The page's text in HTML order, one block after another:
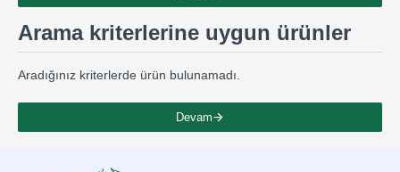
Arama kriterlerine uygun ürünler
Aradığınız kriterlerde ürün bulunamadı.
Devam